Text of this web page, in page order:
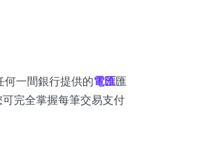
一間銀行提供的電匯匯
完全掌握每筆交易支付